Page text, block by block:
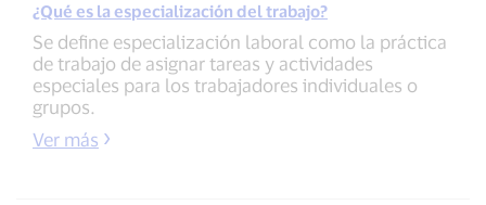
¿Qué es la especialización del trabajo?
Se define especialización laboral como la práctica
de trabajo de asignar tareas y actividades
especiales para los trabajadores individuales o
grupos.
Ver más